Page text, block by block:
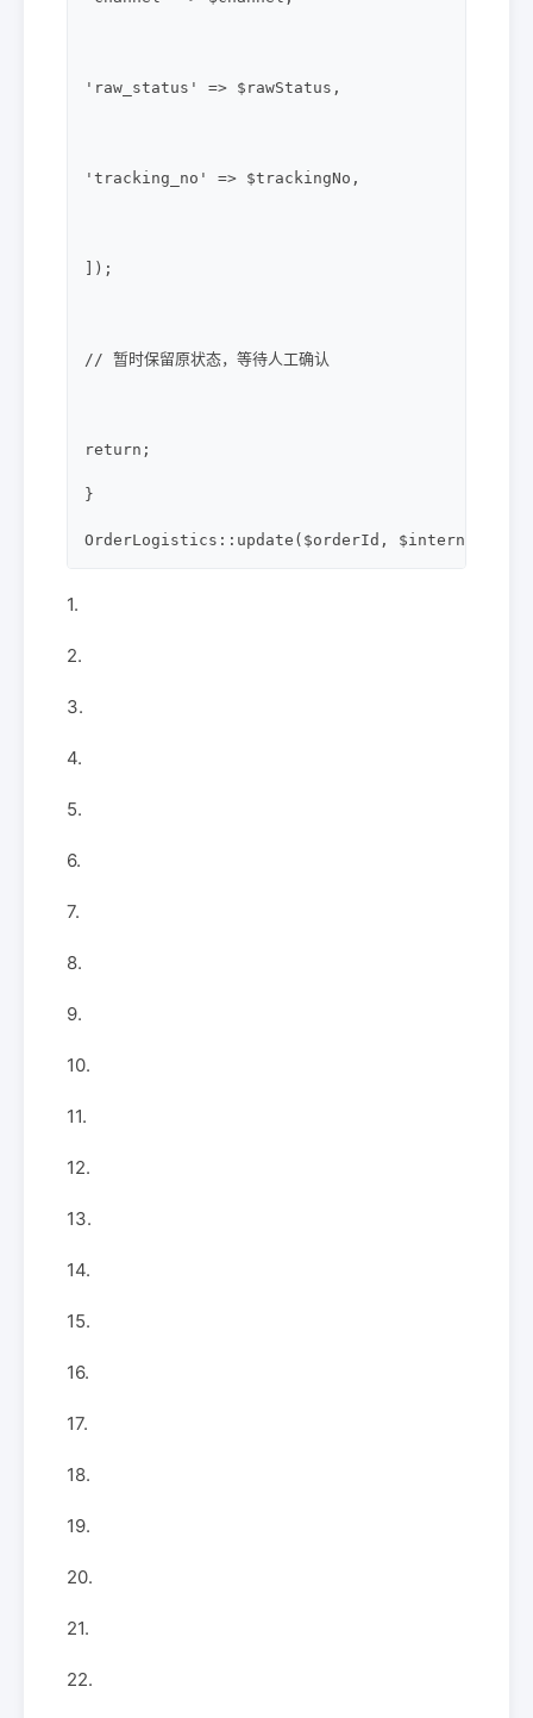
'raw_status' => $rawStatus,
'tracking_no' => $trackingNo,
]);
// 暂时保留原状态，等待人工确认
return;
}
OrderLogistics::update($orderId,
1.
2.
3.
4.
5.
6.
7.
8.
9.
10.
11.
12.
13.
14.
15.
16.
17.
18.
19.
20.
21.
22.